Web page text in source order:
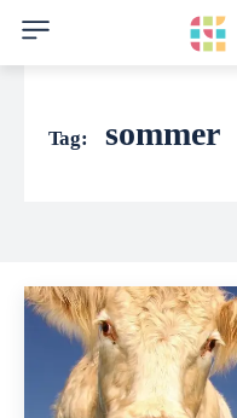
Tag: sommer